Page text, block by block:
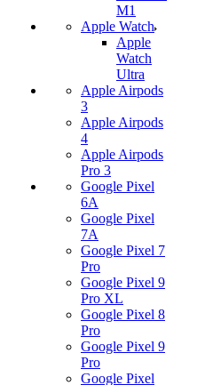
M1
Apple Watch
Apple
Watch
Ultra
Apple Airpods
3
Apple Airpods
4
Apple Airpods
Pro 3
Google Pixel
6A
Google Pixel
7А
Google Pixel 7
Pro
Google Pixel 9
Pro XL
Google Pixel 8
Pro
Google Pixel 9
Pro
Google Pixel